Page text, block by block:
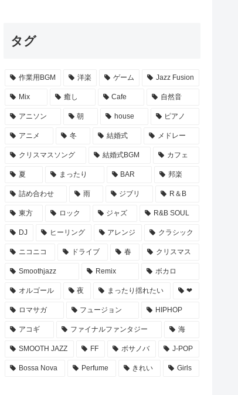
タグ
作業用BGM 洋楽 ゲーム Jazz Fusion
Mix 癒し Cafe 自然音
アニソン 朝 house ピアノ
アニメ 冬 結婚式 メドレー
クリスマスソング 結婚式BGM カフェ
夏 まったり BAR 邦楽
詰め合わせ 雨 ジブリ R＆B
東方 ロック ジャズ R&B SOUL
DJ ヒーリング アレンジ クラシック
ニコニコ ドライブ 春 クリスマス
Smoothjazz Remix ボカロ
オルゴール 夜 まったり揺れたい ❤
ロマサガ フュージョン HIPHOP
アコギ ファイナルファンタジー 海
SMOOTH JAZZ FF ボサノバ J-POP
Bossa Nova Perfume きれい Girls